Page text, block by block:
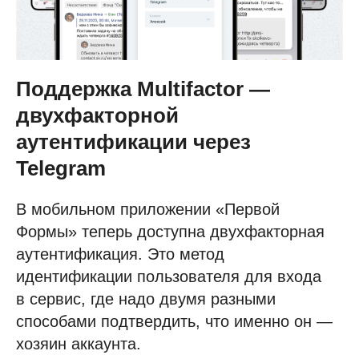
Поддержка Multifactor —
двухфакторной
аутентификации через
Telegram
В мобильном приложении «Первой
Формы» теперь доступна двухфакторная
аутентификация. Это метод
идентификации пользователя для входа
в сервис, где надо двумя разными
способами подтвердить, что именно он —
хозяин аккаунта.